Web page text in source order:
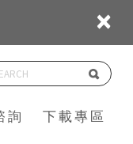
×
詢 下載專區